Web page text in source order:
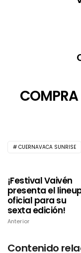
COMPRA
CUERNAVACA SUNRISE
¡Festival Vaivén
presenta el
oficial para su
sexta edición!
Anterior
Contenido